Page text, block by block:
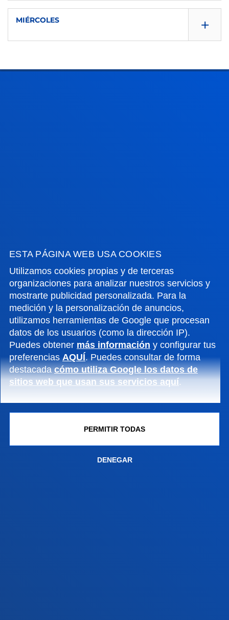
ESTA PÁGINA WEB USA COOKIES
Utilizamos cookies propias y de terceras
organizaciones para analizar nuestros servicios y
mostrarte publicidad personalizada. Para la
medición y la personalización de anuncios,
utilizamos herramientas de Google que procesan
datos de los usuarios (como la dirección IP).
Puedes obtener más información y configurar tus
preferenciasAQUÍ. Puedes consultar de forma
destacadacómo utiliza Google los datos de
sitios web que usan sus servicios aquí.
PERMITIR TODAS
DENEGAR
9:00 - 11:00
MIÉRCOLES +
Contacto
Campus San Sebastián
Conoce el campus
+34 943 326 600
Contacto
Sede Vitoria
Conoce la sede
+34 945 010 114